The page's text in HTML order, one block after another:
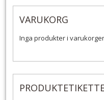
VARUKORG
Inga produkter i